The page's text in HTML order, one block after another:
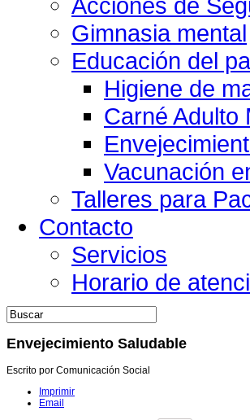
Gimnasia mental
Educación del
Higiene de
Carné Adulto
Vacunación
Talleres para
Contacto
Servicios
Horario de
Envejecimiento Saludable
Escrito por Comunicación Social
Imprimir
Email